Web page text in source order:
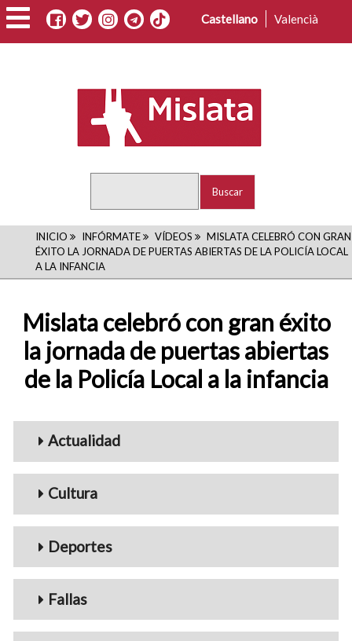
Pasar
al
contenido
Castellano Valencià
RUTA
DE
INICIO INFÓRMATE VÍDEOS
MISLATA CELEBRÓ CON GRAN
ÉXITO LA JORNADA DE PUERTAS ABIERTAS DE LA POLICÍA LOCAL
A LA INFANCIA
Mislata celebró con gran éxito
la jornada de puertas abiertas
de la Policía Local a la infancia
Menu_Videos
Actualidad
Cultura
Deportes
Fallas